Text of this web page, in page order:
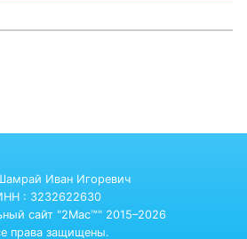
Иван Игоревич
: 3232622630
сайт "2Mac™" 2015–2026
права защищены.